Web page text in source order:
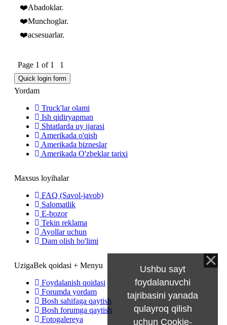
❤️Abadoklar.
❤️Munchoglar.
❤️acsesuarlar.
Page 1 of 1 1
Yordam
Truck'lar olami
Ish qidiryapman
Shtatlarda uy ijarasi
Amerikada o'qish
Amerikada bizneslar
Amerikada O'zbeklar tarixi
Maxsus loyihalar
FAQ (Savol-javob)
Salomatlik
E-bozor
Tekin reklama
Ayollar uchun
Dam olish bo'limi
UzigaBek qoidasi + Menyu
Foydalanish qoidasi
Forumda yordam
Bosh sahifaga qaytish
Bosh forumga qaytish
Fotogalereya
Ushbu sayt
foydalanuvchi
tajribasini yanada
qulayroq qilish
uchun Cookie-